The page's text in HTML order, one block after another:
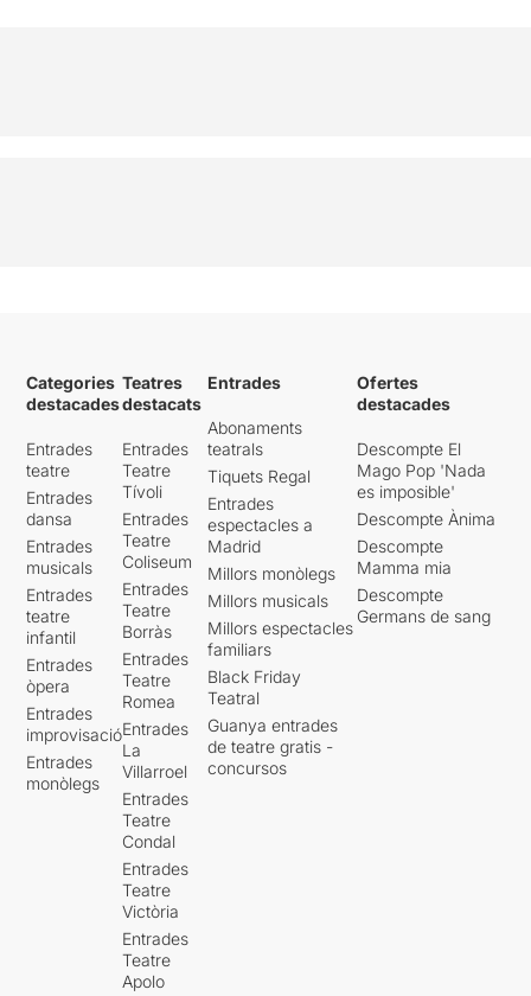
Categories
destacades
Entrades
teatre
Entrades
dansa
Entrades
musicals
Entrades
teatre
infantil
Entrades
òpera
Entrades
improvisació
Entrades
monòlegs
Teatres
destacats
Entrades
Teatre
Tívoli
Entrades
Teatre
Coliseum
Entrades
Teatre
Borràs
Entrades
Teatre
Romea
Entrades
La
Villarroel
Entrades
Teatre
Condal
Entrades
Teatre
Victòria
Entrades
Teatre
Apolo
Entrades
Abonaments
teatrals
Tiquets Regal
Entrades
espectacles a
Madrid
Millors monòlegs
Millors musicals
Millors espectacles
familiars
Black Friday
Teatral
Guanya entrades
de teatre gratis -
concursos
Ofertes
destacades
Descompte El
Mago Pop 'Nada
es imposible'
Descompte Ànima
Descompte
Mamma mia
Descompte
Germans de sang